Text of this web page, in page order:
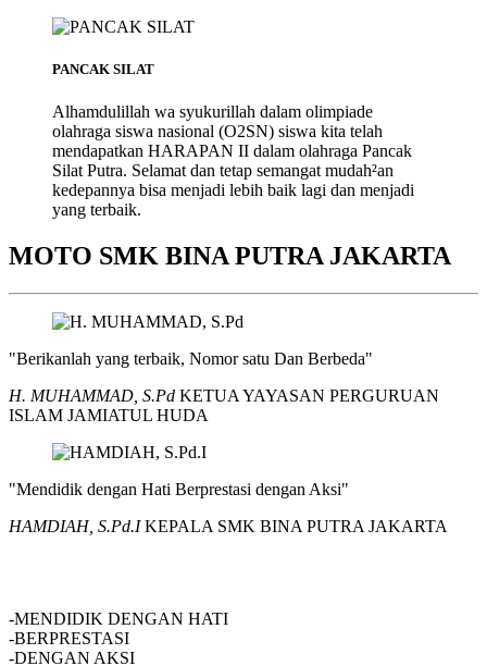
PANCAK SILAT
Alhamdulillah wa syukurillah dalam olimpiade
olahraga siswa nasional (O2SN) siswa kita telah
mendapatkan HARAPAN II dalam olahraga Pancak
Silat Putra. Selamat dan tetap semangat mudah²an
kedepannya bisa menjadi lebih baik lagi dan menjadi
yang terbaik.
MOTO SMK BINA PUTRA JAKARTA
"Berikanlah yang terbaik, Nomor satu Dan Berbeda"
H. MUHAMMAD, S.Pd KETUA YAYASAN PERGURUAN
ISLAM JAMIATUL HUDA
"Mendidik dengan Hati Berprestasi dengan Aksi"
HAMDIAH, S.Pd.IKEPALA SMK BINA PUTRA JAKARTA
-MENDIDIK DENGAN HATI
-BERPRESTASI
-DENGAN AKSI